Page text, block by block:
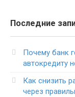
Последние
Почему банк
автокредиту
Как снизить
через